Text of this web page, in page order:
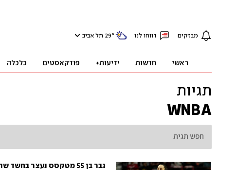
מבזקים דווחו לנו 29° תל אביב
ראשי חדשות ידיעות+ פודקאסטים כלכלה
תגיות
WNBA
גבר בן 55 מטקסס נעצר בחשד שהטריד את כוכבת ה-WNBA קייטלין קלארק